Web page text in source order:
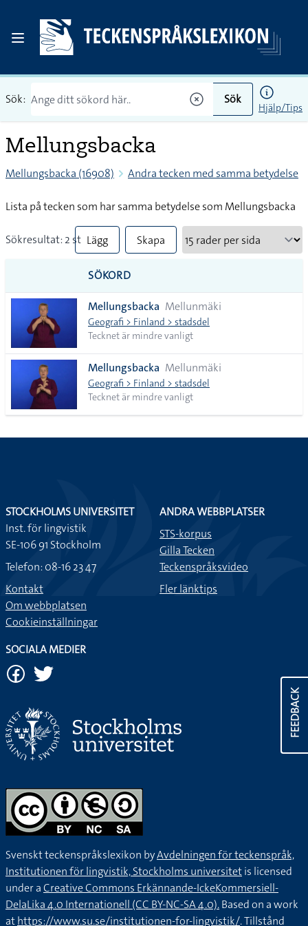
Sök: Sök
Hjälp/Tips
Mellungsbacka
Mellungsbacka (16908) Andra tecken med samma betydelse
Lista på tecken som har samma betydelse som Mellungsbacka
Sökresultat: 2 st Lägg
till
alla i
lista
Skapa
SÖKORD
Mellungsbacka Mellunmäki
Geografi > Finland > stadsdel
Tecknet är mindre vanligt
Mellungsbacka Mellunmäki
Geografi > Finland > stadsdel
Tecknet är mindre vanligt
FEEDBACK
STOCKHOLMS UNIVERSITET
Inst. för lingvistik
SE-106 91 Stockholm
Telefon: 08-16 23 47
Kontakt
Om webbplatsen
Cookieinställningar
ANDRA WEBBPLATSER
STS-korpus
Gilla Tecken
Teckenspråksvideo
Fler länktips
SOCIALA MEDIER
Svenskt teckenspråkslexikon byAvdelningen för teckenspråk,
Institutionen för lingvistik, Stockholms universitetis licensed
under aCreative Commons Erkännande-IckeKommersiell-
DelaLika 4.0 Internationell (CC BY-NC-SA 4.0).Based on a work
athttps://www.su.se/institutionen-for-lingvistik/. Tillstånd